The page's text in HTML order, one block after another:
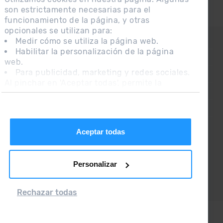
son estrictamente necesarias para el
funcionamiento de la página, y otras
opcionales se utilizan para:
Medir cómo se utiliza la página web.
Habilitar la personalización de la página
web.
Para publicidad, marketing y redes sociales.
instalación de las cookies. Si prefieres
Aceptar todas
Personalizar
Rechazar todas
CONTACTO
PREGUNTAS FRECUENTES
NOTA LEGAL
INFORMACIÓN ADICIONAL RGPDUE